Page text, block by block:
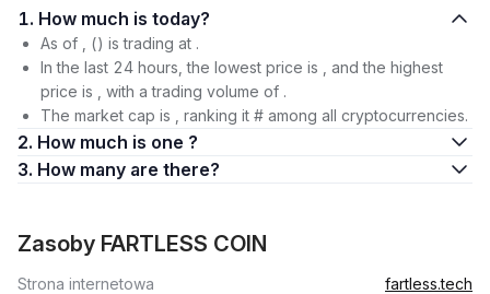
1. How much is today?
As of , () is trading at .
In the last 24 hours, the lowest price is , and the highest
price is , with a trading volume of .
The market cap is , ranking it # among all cryptocurrencies.
2. How much is one ?
3. How many are there?
Zasoby FARTLESS COIN
Strona internetowa
fartless.tech